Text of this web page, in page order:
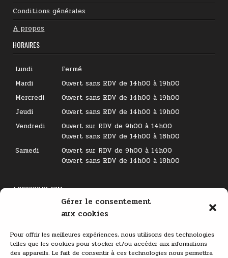
Gérer le consentement
aux cookies
Pour offrir les meilleures expériences, nous utilisons des technologies
telles que les cookies pour stocker et/ou accéder aux informations
des appareils. Le fait de consentir à ces technologies nous permettra
Conditions générales
A propos
HORAIRES
Lundi
Fermé
Mardi
Ouvert sans RDV de 14h00 à 19h00
Mercredi
Ouvert sans RDV de 14h00 à 19h00
Jeudi
Ouvert sans RDV de 14h00 à 19h00
Vendredi
Ouvert sur RDV de 9h00 à 14h00
Ouvert sans RDV de 14h00 à 18h00
Samedi
Ouvert sur RDV de 9h00 à 14h00
Ouvert sans RDV de 14h00 à 18h00
A PROPOS DE KSM